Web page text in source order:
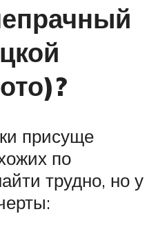
присуще
по
трудно, но у